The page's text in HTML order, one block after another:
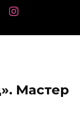
Мастер